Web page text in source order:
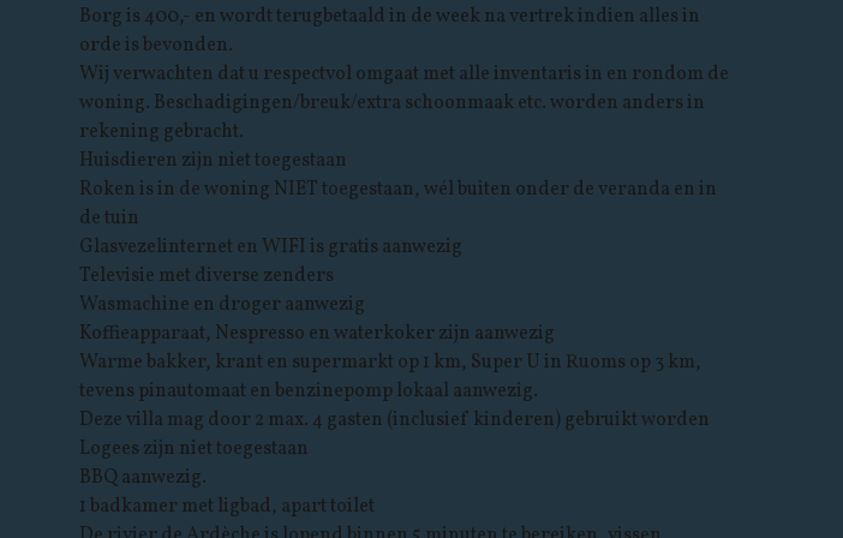
Borg is 400,- en wordt terugbetaald in de week na vertrek indien alles in
orde is bevonden.
Wij verwachten dat u respectvol omgaat met alle inventaris in en rondom de
woning. Beschadigingen/breuk/extra schoonmaak etc. worden anders in
rekening gebracht.
Huisdieren zijn niet toegestaan
Roken is in de woning NIET toegestaan, wél buiten onder de veranda en in
de tuin
Glasvezelinternet en WIFI is gratis aanwezig
Televisie met diverse zenders
Wasmachine en droger aanwezig
Koffieapparaat, Nespresso en waterkoker zijn aanwezig
Warme bakker, krant en supermarkt op 1 km, Super U in Ruoms op 3 km,
tevens pinautomaat en benzinepomp lokaal aanwezig.
Deze villa mag door 2 max. 4 gasten (inclusief kinderen) gebruikt worden
Logees zijn niet toegestaan
BBQ aanwezig.
1 badkamer met ligbad, apart toilet